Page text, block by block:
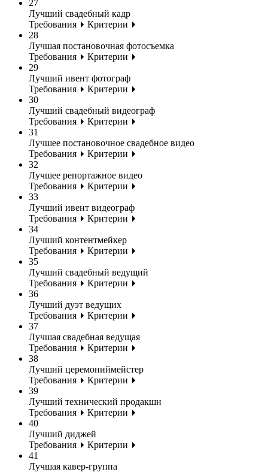
27
Лучший свадебный кадр
Требования
Критерии
28
Лучшая постановочная фотосъемка
Требования
Критерии
29
Лучший ивент фотограф
Требования
Критерии
30
Лучший свадебный видеограф
Требования
Критерии
31
Лучшее постановочное свадебное видео
Требования
Критерии
32
Лучшее репортажное видео
Требования
Критерии
33
Лучший ивент видеограф
Требования
Критерии
34
Лучший контентмейкер
Требования
Критерии
35
Лучший свадебный ведущий
Требования
Критерии
36
Лучший дуэт ведущих
Требования
Критерии
37
Лучшая свадебная ведущая
Требования
Критерии
38
Лучший церемониймейстер
Требования
Критерии
39
Лучший технический продакшн
Требования
Критерии
40
Лучший диджей
Требования
Критерии
41
Лучшая кавер-группа